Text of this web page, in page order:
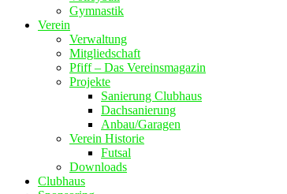
Gymnastik
Verein
Verwaltung
Mitgliedschaft
Pfiff – Das Vereinsmagazin
Projekte
Sanierung Clubhaus
Dachsanierung
Anbau/Garagen
Verein Historie
Futsal
Downloads
Clubhaus